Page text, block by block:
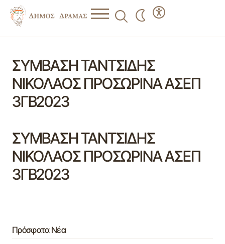
ΣΥΜΒΑΣΗ ΤΑΝΤΣΙΔΗΣ
ΝΙΚΟΛΑΟΣ ΠΡΟΣΩΡΙΝΑ ΑΣΕΠ
3ΓΒ2023
ΣΥΜΒΑΣΗ ΤΑΝΤΣΙΔΗΣ
ΝΙΚΟΛΑΟΣ ΠΡΟΣΩΡΙΝΑ ΑΣΕΠ
3ΓΒ2023
Πρόσφατα Νέα